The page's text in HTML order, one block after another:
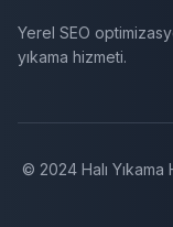
Yerel SEO
yıkama hizmeti.
© 2024 Halı Yıkama